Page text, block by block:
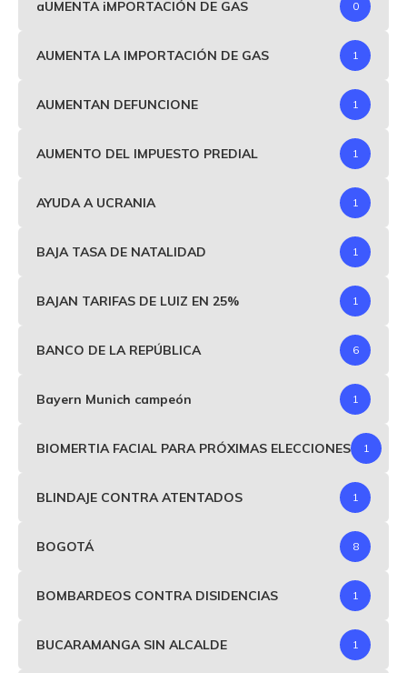
aUMENTA iMPORTACIÓN DE GAS 0
AUMENTA LA IMPORTACIÓN DE GAS 1
AUMENTAN DEFUNCIONE 1
AUMENTO DEL IMPUESTO PREDIAL 1
AYUDA A UCRANIA 1
BAJA TASA DE NATALIDAD 1
BAJAN TARIFAS DE LUIZ EN 25% 1
BANCO DE LA REPÚBLICA 6
Bayern Munich campeón 1
BIOMERTIA FACIAL PARA PRÓXIMAS ELECCIONES 1
BLINDAJE CONTRA ATENTADOS 1
BOGOTÁ 8
BOMBARDEOS CONTRA DISIDENCIAS 1
BUCARAMANGA SIN ALCALDE 1